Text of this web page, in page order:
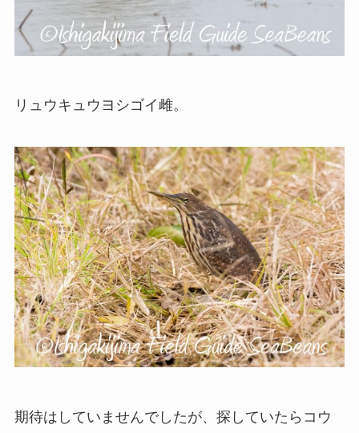
リュウキュウヨシゴイ雌。
期待はしていませんでしたが、探していたらコウ